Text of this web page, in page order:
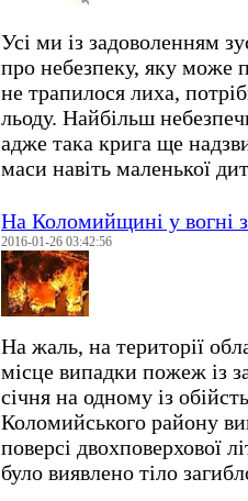
Усі ми із задоволенням
про небезпеку, яку може
не трапилося лиха,
льоду. Найбільш
адже така крига ще
маси навіть маленької
На Коломийщині у вогні
2016-01-26 03:42:56
На жаль, на території
місце випадки пожеж із
січня на одному із
Коломийського району
поверсі двохповерхової
було виявлено тіло